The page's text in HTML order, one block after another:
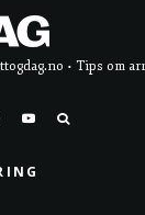
• Tips om